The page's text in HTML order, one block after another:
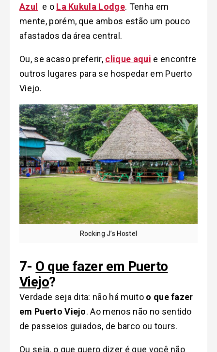
Azul
e o La Kukula Lodge. Tenha em
mente, porém, que ambos estão um pouco
afastados da área central.
Ou, se acaso preferir, clique aqui e encontre
outros lugares para se hospedar em Puerto
Viejo.
Rocking J’s Hostel
7- O que fazer em Puerto
Viejo?
Verdade seja dita: não há muito o que fazer
em Puerto Viejo. Ao menos não no sentido
de passeios guiados, de barco ou tours.
Ou seja, o que quero dizer é que você não